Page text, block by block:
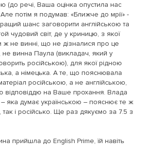
(до речі, Ваша оцінка опустила нас
потім я подумав: «Ближче до мрії» -
шанс заговорити англійською та
чудовий світ, де у криницю, з якої
не винні, що не дізналися про це
не винна Паула (викладач, який у
російською), для якої рідною
а німецька. А те, що пояснювала
російською, а не англійською,
відповіддю на Ваше прохання. Влада
яка думає українською – пояснює те ж
так і російсько. Ще раз дякуємо за 7.5 з
прийшла до English Prime, їй навіть